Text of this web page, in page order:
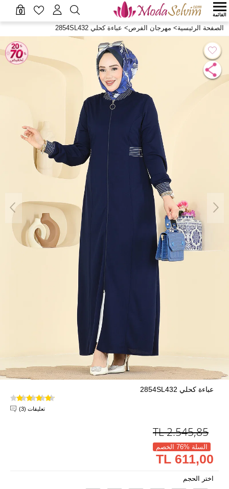
0 القائمة
الصفحة الرئيسية> مهرجان الفرص> عباءة كحلي 2854SL432
عباءة كحلي 2854SL432
تعليقات (3)
2.545,85
TL
السلة %76 الخصم
611,00 TL
اختر الحجم